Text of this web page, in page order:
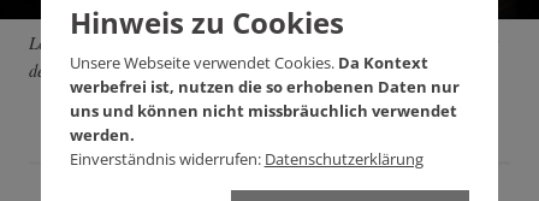
Leserabend Ende März in
der Kontext-Redaktion.
Hinweis zu Cookies
Unsere Webseite verwendet Cookies. Da Kontext
werbefrei ist, nutzen die so erhobenen Daten nur
uns und können nicht missbräuchlich verwendet
werden.
Einverständnis widerrufen: Datenschutzerklärung